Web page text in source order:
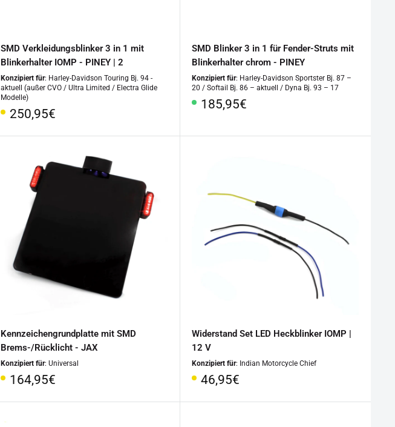
SMD Verkleidungsblinker 3 in 1 mit
Blinkerhalter IOMP - PINEY | 2
Konzipiert für: Harley-Davidson Touring Bj. 94 -
aktuell (außer CVO / Ultra Limited / Electra Glide
Modelle)
Sonderpreis
250,95€
SMD Blinker 3 in 1 für Fender-Struts mit
Blinkerhalter chrom - PINEY
Konzipiert für: Harley-Davidson Sportster Bj. 87 –
20 / Softail Bj. 86 – aktuell / Dyna Bj. 93 – 17
Sonderpreis
185,95€
Kennzeichengrundplatte mit SMD
Brems-/Rücklicht - JAX
Konzipiert für: Universal
Sonderpreis
164,95€
Widerstand Set LED Heckblinker IOMP |
12 V
Konzipiert für: Indian Motorcycle Chief
Sonderpreis
46,95€